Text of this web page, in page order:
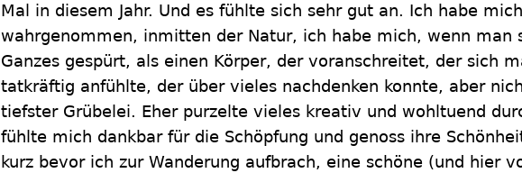
Mal in diesem Jahr. Und es fühlte sich sehr gut an. Ich habe mich
wahrgenommen, inmitten der Natur, ich habe mich, wenn man
Ganzes gespürt, als einen Körper, der voranschreitet, der sich
tatkräftig anfühlte, der über vieles nachdenken konnte, aber
tiefster Grübelei. Eher purzelte vieles kreativ und wohltuend
fühlte mich dankbar für die Schöpfung und genoss ihre
kurz bevor ich zur Wanderung aufbrach, eine schöne (und hier